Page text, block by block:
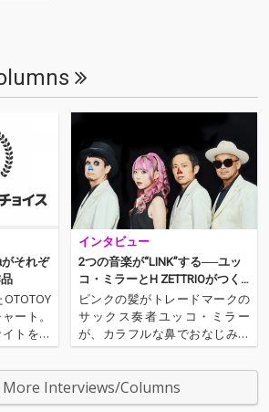
がそれぞ
ート。
トを運
な自己
おりま
れなにを
いたの
インタビュー
2つの音楽が“LINK”する──ユッ
コ・ミラーとH ZETTRIOがつく
りあげる、異色でエキサイティ
ングなグルーヴ
ピンクの髪がトレードマークの
サックス奏者ユッコ・ミラー
が、カラフルな鼻でおなじみの
ピアノ・トリオ、H ZETTRIOと
手を組んだ。実力派同士の異色
のタッグが作り上げた楽曲群
は、それぞれが5曲ずつ書き下
More Interviews/Columns